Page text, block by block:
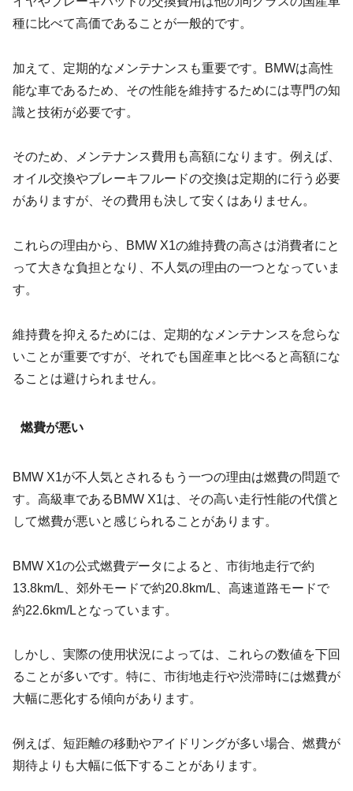
種に比べて高価であることが一般的です。
加えて、定期的なメンテナンスも重要です。BMWは高性
能な車であるため、その性能を維持するためには専門の知
識と技術が必要です。
そのため、メンテナンス費用も高額になります。例えば、
オイル交換やブレーキフルードの交換は定期的に行う必要
がありますが、その費用も決して安くはありません。
これらの理由から、BMW X1の維持費の高さは消費者にと
って大きな負担となり、不人気の理由の一つとなっていま
す。
維持費を抑えるためには、定期的なメンテナンスを怠らな
いことが重要ですが、それでも国産車と比べると高額にな
ることは避けられません。
燃費が悪い
BMW X1が不人気とされるもう一つの理由は燃費の問題で
す。高級車であるBMW X1は、その高い走行性能の代償と
して燃費が悪いと感じられることがあります。
BMW X1の公式燃費データによると、市街地走行で約
13.8km/L、郊外モードで約20.8km/L、高速道路モードで
約22.6km/Lとなっています。
しかし、実際の使用状況によっては、これらの数値を下回
ることが多いです。特に、市街地走行や渋滞時には燃費が
大幅に悪化する傾向があります。
例えば、短距離の移動やアイドリングが多い場合、燃費が
期待よりも大幅に低下することがあります。